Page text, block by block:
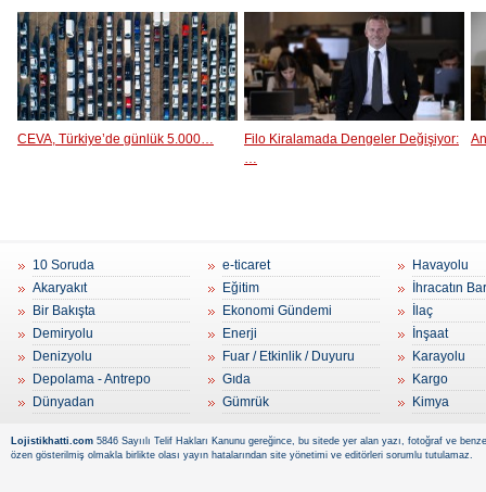
CEVA, Türkiye’de günlük 5.000…
Filo Kiralamada Dengeler Değişiyor:
…
10 Soruda
Akaryakıt
Bir Bakışta
Demiryolu
Denizyolu
Depolama - Antrepo
Dünyadan
e-ticaret
Eğitim
Ekonomi Gündemi
Enerji
Fuar / Etkinlik / Duyuru
Gıda
Gümrük
Havayolu
İhracatın
İlaç
İnşaat
Karayolu
Kargo
Kimya
Lojistikhatti.com 5846 Sayıılı Telif Hakları Kanunu gereğince, bu sitede yer alan yazı, fotoğraf ve
özen gösterilmiş olmakla birlikte olası yayın hatalarından site yönetimi ve editörleri sorumlu tutulamaz.